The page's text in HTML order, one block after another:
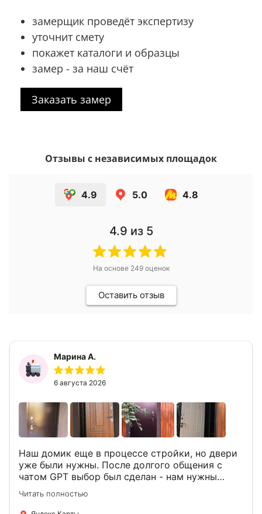
замерщик проведёт экспертизу
уточнит смету
покажет каталоги и образцы
замер - за наш счёт
Заказать замер
Отзывы с независимых площадок
4.9 5.0 4.8
4.9 из 5
На основе 249оценок
Оставить отзыв
Марина А.
6 августа 2026
Наш домик еще в процессе стройки, но двери
уже были нужны. После долгого общения с
чатом GPT выбор был сделан - нам нужны
двери Аргус Термо Композит, которые нашлись
в компании ДвериОпт . Менеджер Филипп
ответил на все вопросы, посчитал стоимость и
Читать полностью